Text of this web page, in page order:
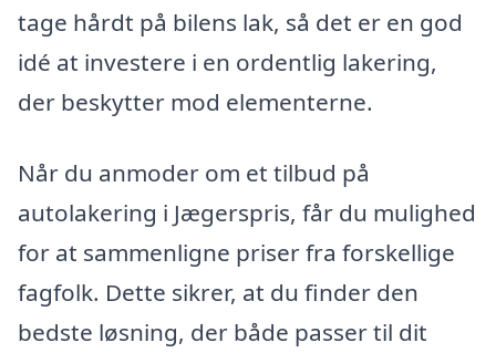
tage hårdt på bilens lak, så det er en god
idé at investere i en ordentlig lakering,
der beskytter mod elementerne.
Når du anmoder om et tilbud på
autolakering i Jægerspris, får du mulighed
for at sammenligne priser fra forskellige
fagfolk. Dette sikrer, at du finder den
bedste løsning, der både passer til dit